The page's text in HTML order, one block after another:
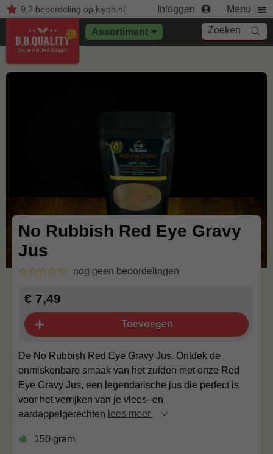
9,2 beoordelingop kiyoh.nl Inloggen Menu
Assortiment Zoeken
No Rubbish Red Eye Gravy
Jus
nog geen beoordelingen
De No Rubbish Red Eye Gravy Jus. Ontdek de
onmiskenbare smaak van het zuiden met onze Red
Eye Gravy Jus, een legendarische jus die perfect is
voor het verrijken van je vlees- en
aardappelgerechten lees meer
150 gram
€ 7,49
Toevoegen